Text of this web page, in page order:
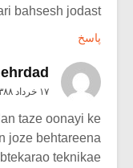
bahsesh jodast
پاسخ
۱۷ خرداد ۱۳۸۸ در ۱۱:۰۹ ق٫ظ
taze oonayi ke
joze behtareena
teknikae